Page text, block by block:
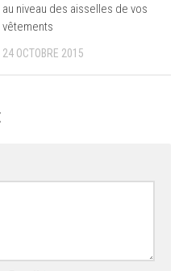
au niveau des aisselles de vos
vêtements
24 OCTOBRE 2015